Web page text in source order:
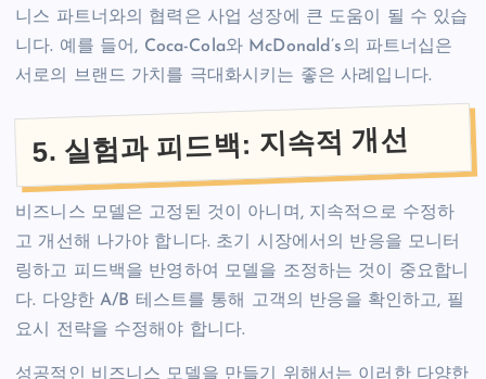
니스 파트너와의 협력은 사업 성장에 큰 도움이 될 수 있습
니다. 예를 들어, Coca-Cola와 McDonald’s의 파트너십은
서로의 브랜드 가치를 극대화시키는 좋은 사례입니다.
5. 실험과 피드백: 지속적 개선
비즈니스 모델은 고정된 것이 아니며, 지속적으로 수정하
고 개선해 나가야 합니다. 초기 시장에서의 반응을 모니터
링하고 피드백을 반영하여 모델을 조정하는 것이 중요합니
다. 다양한 A/B 테스트를 통해 고객의 반응을 확인하고, 필
요시 전략을 수정해야 합니다.
성공적인 비즈니스 모델을 만들기 위해서는 이러한 다양한